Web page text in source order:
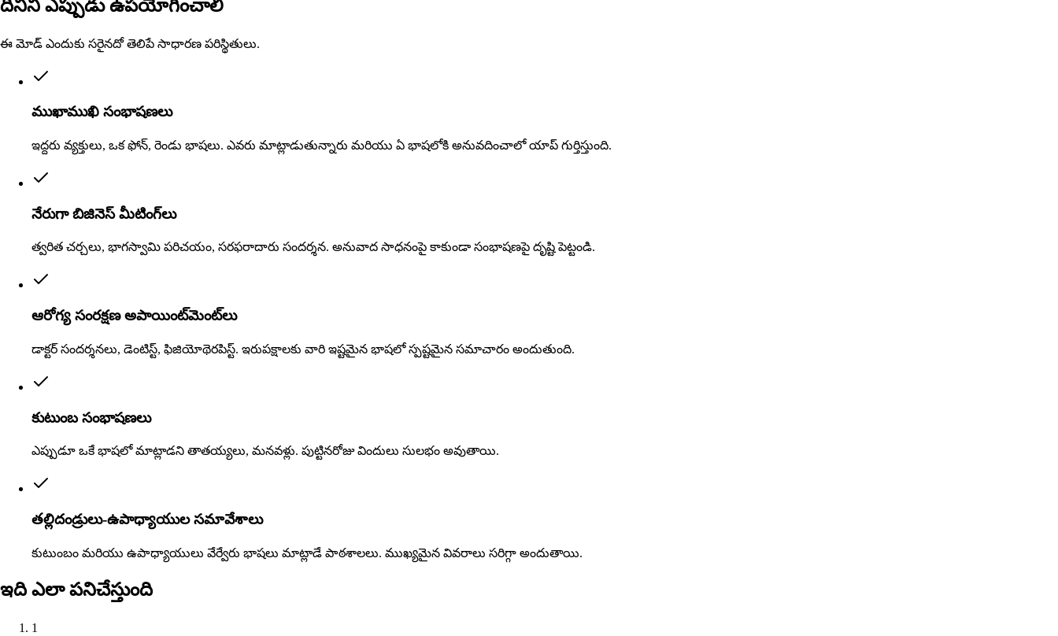
దీనిని ఎప్పుడు ఉపయోగించాలి
ఈ మోడ్ ఎందుకు సరైనదో తెలిపే సాధారణ పరిస్థితులు.
ముఖాముఖి సంభాషణలు
ఇద్దరు వ్యక్తులు, ఒక ఫోన్, రెండు భాషలు. ఎవరు మాట్లాడుతున్నారు మరియు ఏ భాషలోకి అనువదించాలో యాప్ గుర్తిస్తుంది.
నేరుగా బిజినెస్ మీటింగ్‌లు
త్వరిత చర్చలు, భాగస్వామి పరిచయం, సరఫరాదారు సందర్శన. అనువాద సాధనంపై కాకుండా సంభాషణపై దృష్టి పెట్టండి.
ఆరోగ్య సంరక్షణ అపాయింట్‌మెంట్‌లు
డాక్టర్ సందర్శనలు, డెంటిస్ట్, ఫిజియోథెరపిస్ట్. ఇరుపక్షాలకు వారి ఇష్టమైన భాషలో స్పష్టమైన సమాచారం అందుతుంది.
కుటుంబ సంభాషణలు
ఎప్పుడూ ఒకే భాషలో మాట్లాడని తాతయ్యలు, మనవళ్లు. పుట్టినరోజు విందులు సులభం అవుతాయి.
తల్లిదండ్రులు-ఉపాధ్యాయుల సమావేశాలు
కుటుంబం మరియు ఉపాధ్యాయులు వేర్వేరు భాషలు మాట్లాడే పాఠశాలలు. ముఖ్యమైన వివరాలు సరిగ్గా అందుతాయి.
ఇది ఎలా పనిచేస్తుంది
1